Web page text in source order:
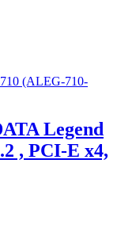
Legend
, PCI-E x4,